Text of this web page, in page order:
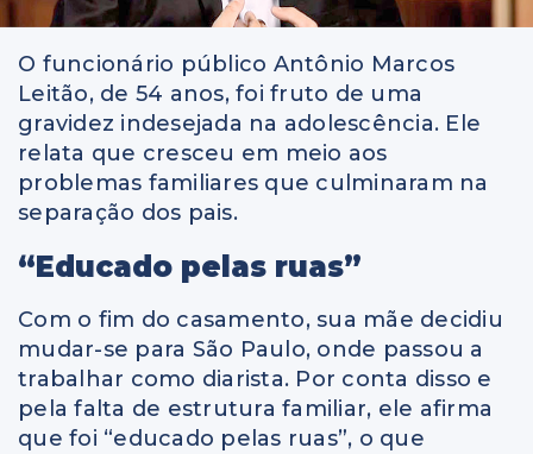
O funcionário público Antônio Marcos
Leitão, de 54 anos, foi fruto de uma
gravidez indesejada na adolescência. Ele
relata que cresceu em meio aos
problemas familiares que culminaram na
separação dos pais.
“Educado pelas ruas”
Com o fim do casamento, sua mãe decidiu
mudar-se para São Paulo, onde passou a
trabalhar como diarista. Por conta disso e
pela falta de estrutura familiar, ele afirma
que foi “educado pelas ruas”, o que